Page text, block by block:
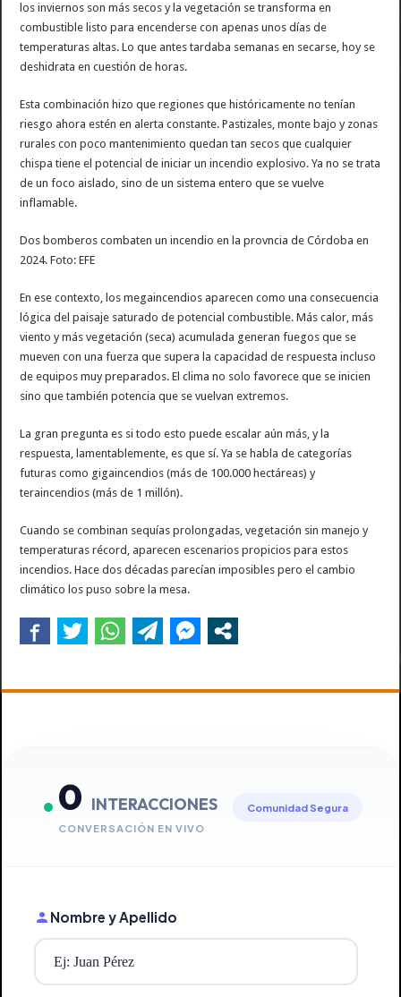
los inviernos son más secos y la vegetación se transforma en
combustible listo para encenderse con apenas unos días de
temperaturas altas. Lo que antes tardaba semanas en secarse, hoy se
deshidrata en cuestión de horas.
Esta combinación hizo que regiones que históricamente no tenían
riesgo ahora estén en alerta constante. Pastizales, monte bajo y zonas
rurales con poco mantenimiento quedan tan secos que cualquier
chispa tiene el potencial de iniciar un incendio explosivo. Ya no se trata
de un foco aislado, sino de un sistema entero que se vuelve
inflamable.
Dos bomberos combaten un incendio en la provncia de Córdoba en
2024. Foto: EFE
En ese contexto, los megaincendios aparecen como una consecuencia
lógica del paisaje saturado de potencial combustible. Más calor, más
viento y más vegetación (seca) acumulada generan fuegos que se
mueven con una fuerza que supera la capacidad de respuesta incluso
de equipos muy preparados. El clima no solo favorece que se inicien
sino que también potencia que se vuelvan extremos.
La gran pregunta es si todo esto puede escalar aún más, y la
respuesta, lamentablemente, es que sí. Ya se habla de categorías
futuras como gigaincendios (más de 100.000 hectáreas) y
teraincendios (más de 1 millón).
Cuando se combinan sequías prolongadas, vegetación sin manejo y
temperaturas récord, aparecen escenarios propicios para estos
incendios. Hace dos décadas parecían imposibles pero el cambio
climático los puso sobre la mesa.
0 INTERACCIONES
CONVERSACIÓN EN VIVO
Comunidad Segura
Nombre y Apellido